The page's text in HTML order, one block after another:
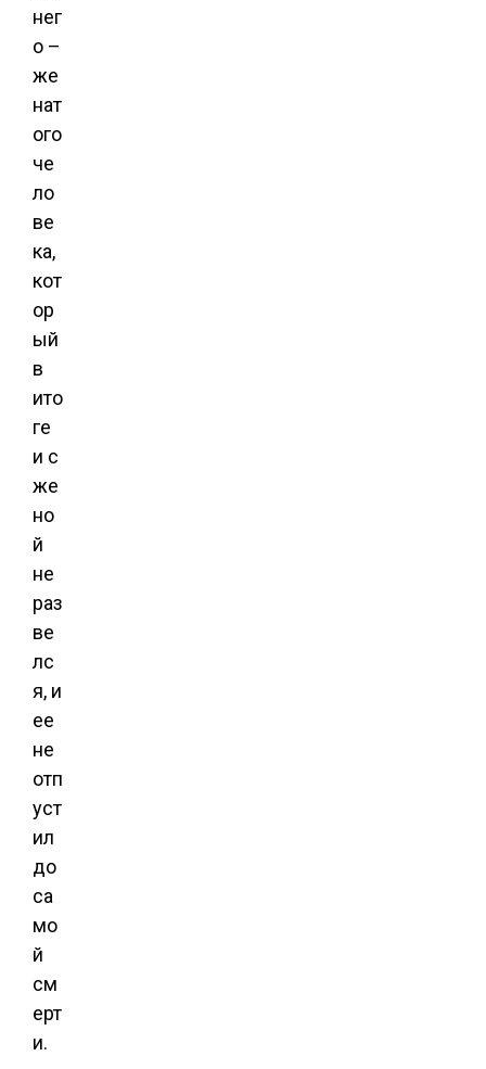
нег
о –
же
нат
ого
че
ло
ве
ка,
кот
ор
ый
в
ито
ге
и с
же
но
й
не
раз
ве
лс
я, и
ее
не
отп
уст
ил
до
са
мо
й
см
ерт
и.